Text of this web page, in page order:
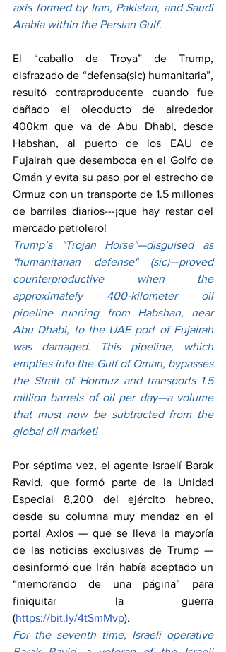
axis formed by Iran, Pakistan, and Saudi
Arabia within the Persian Gulf.
El “caballo de Troya” de Trump,
disfrazado de “defensa(sic) humanitaria”,
resultó contraproducente cuando fue
dañado el oleoducto de alrededor
400km que va de Abu Dhabi, desde
Habshan, al puerto de los EAU de
Fujairah que desemboca en el Golfo de
Omán y evita su paso por el estrecho de
Ormuz con un transporte de 1.5 millones
de barriles diarios---¡que hay restar del
mercado petrolero!
Trump’s "Trojan Horse"—disguised as
"humanitarian defense" (sic)—proved
counterproductive when the
approximately 400-kilometer oil
pipeline running from Habshan, near
Abu Dhabi, to the UAE port of Fujairah
was damaged. This pipeline, which
empties into the Gulf of Oman, bypasses
the Strait of Hormuz and transports 1.5
million barrels of oil per day—a volume
that must now be subtracted from the
global oil market!
Por séptima vez, el agente israelí Barak
Ravid, que formó parte de la Unidad
Especial 8,200 del ejército hebreo,
desde su columna muy mendaz en el
portal Axios — que se lleva la mayoría
de las noticias exclusivas de Trump —
desinformó que Irán había aceptado un
“memorando de una página” para
finiquitar la guerra
(https://bit.ly/4tSmMvp).
For the seventh time, Israeli operative